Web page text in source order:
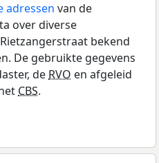
adressen van de
over diverse
bekend
De gebruikte gegevens
deRVO en afgeleid
CBS.